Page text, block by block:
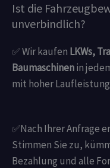
Ist die
unverbindlich?
✅ Wir kaufen LKWs,
Baumaschinenin
mit hoher
✅Nach Ihrer Anfrage
Stimmen Sie zu,
Bezahlung und alle